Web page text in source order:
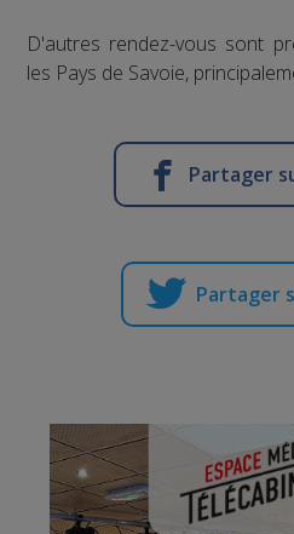
D'autres rendez-vous sont
les Pays de Savoie,
Partager
Partager